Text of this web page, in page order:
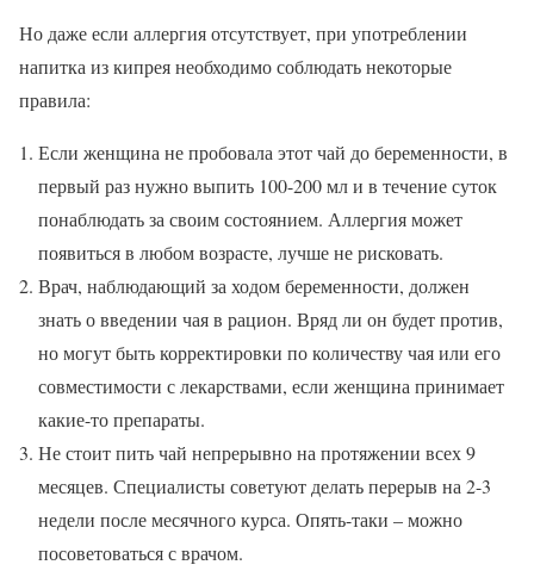
Но даже если аллергия отсутствует, при употреблении
напитка из кипрея необходимо соблюдать некоторые
правила:
Если женщина не пробовала этот чай до беременности, в
первый раз нужно выпить 100-200 мл и в течение суток
понаблюдать за своим состоянием. Аллергия может
появиться в любом возрасте, лучше не рисковать.
Врач, наблюдающий за ходом беременности, должен
знать о введении чая в рацион. Вряд ли он будет против,
но могут быть корректировки по количеству чая или его
совместимости с лекарствами, если женщина принимает
какие-то препараты.
Не стоит пить чай непрерывно на протяжении всех 9
месяцев. Специалисты советуют делать перерыв на 2-3
недели после месячного курса. Опять-таки – можно
посоветоваться с врачом.